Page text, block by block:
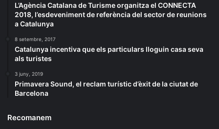
L’Agència Catalana de Turisme organitza el CONNECTA
2018, l’esdeveniment de referència del sector de reunions
a Catalunya
8 setembre, 2017
Catalunya incentiva que els particulars lloguin casa seva
als turistes
3 juny, 2019
Primavera Sound, el reclam turístic d’èxit de la ciutat de
Barcelona
Recomanem